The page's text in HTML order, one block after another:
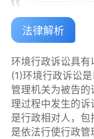
法律解析
环境行政诉讼具有
(1)环境行政诉讼
管理机关为被告
理过程中发生的
是行政相对人，包
是依法行使行政管